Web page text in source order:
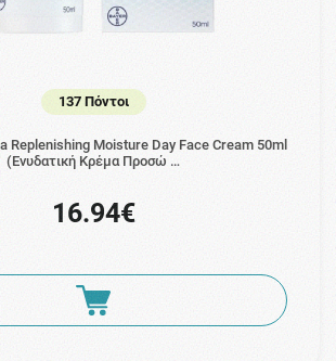
137 Πόντοι
Replenishing Moisture Day Face Cream 50ml
(Ενυδατική Κρέμα Προσώ …
16.94€